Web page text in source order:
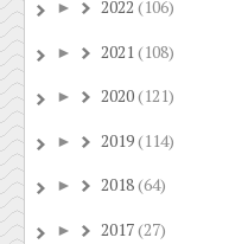
► 2022 (106)
► 2021 (108)
► 2020(121)
► 2019(114)
► 2018(64)
► 2017(27)